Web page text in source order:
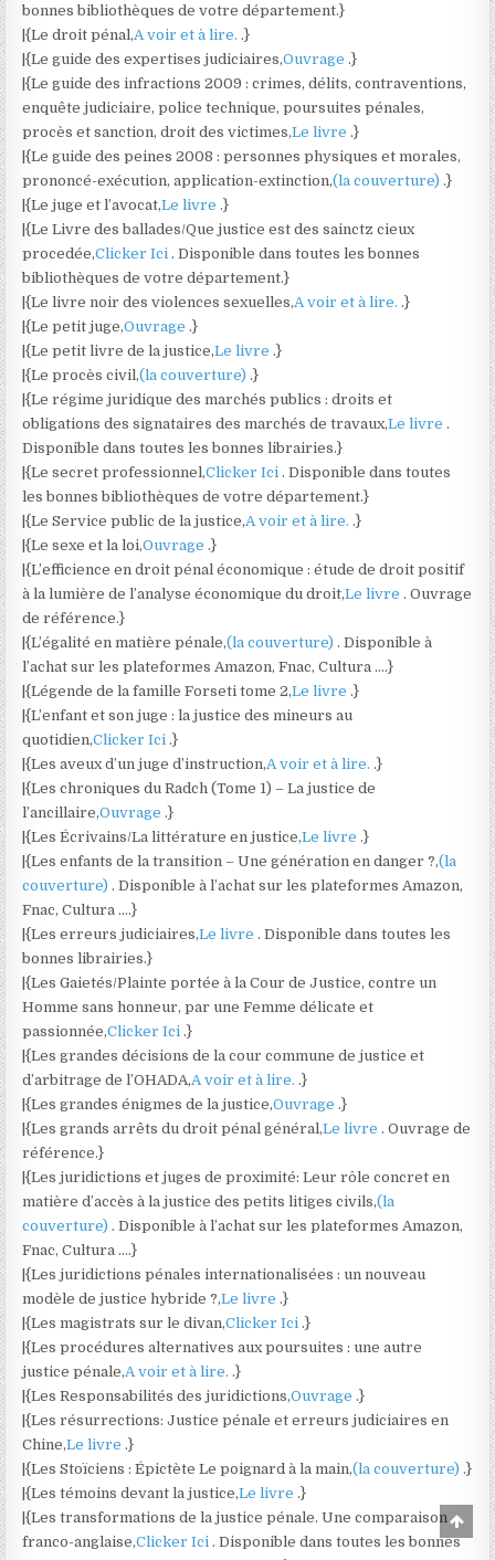
bonnes bibliothèques de votre département.}
|{Le droit pénal,A voir et à lire. .}
|{Le guide des expertises judiciaires,Ouvrage .}
|{Le guide des infractions 2009 : crimes, délits, contraventions,
enquête judiciaire, police technique, poursuites pénales,
procès et sanction, droit des victimes,Le livre .}
|{Le guide des peines 2008 : personnes physiques et morales,
prononcé-exécution, application-extinction,(la couverture) .}
|{Le juge et l’avocat,Le livre .}
|{Le Livre des ballades/Que justice est des sainctz cieux
procedée,Clicker Ici . Disponible dans toutes les bonnes
bibliothèques de votre département.}
|{Le livre noir des violences sexuelles,A voir et à lire. .}
|{Le petit juge,Ouvrage .}
|{Le petit livre de la justice,Le livre .}
|{Le procès civil,(la couverture) .}
|{Le régime juridique des marchés publics : droits et
obligations des signataires des marchés de travaux,Le livre .
Disponible dans toutes les bonnes librairies.}
|{Le secret professionnel,Clicker Ici . Disponible dans toutes
les bonnes bibliothèques de votre département.}
|{Le Service public de la justice,A voir et à lire. .}
|{Le sexe et la loi,Ouvrage .}
|{L’efficience en droit pénal économique : étude de droit positif
à la lumière de l’analyse économique du droit,Le livre . Ouvrage
de référence.}
|{L’égalité en matière pénale,(la couverture) . Disponible à
l’achat sur les plateformes Amazon, Fnac, Cultura ….}
|{Légende de la famille Forseti tome 2,Le livre .}
|{L’enfant et son juge : la justice des mineurs au
quotidien,Clicker Ici .}
|{Les aveux d’un juge d’instruction,A voir et à lire. .}
|{Les chroniques du Radch (Tome 1) – La justice de
l’ancillaire,Ouvrage .}
|{Les Écrivains/La littérature en justice,Le livre .}
|{Les enfants de la transition – Une génération en danger ?,(la
couverture) . Disponible à l’achat sur les plateformes Amazon,
Fnac, Cultura ….}
|{Les erreurs judiciaires,Le livre . Disponible dans toutes les
bonnes librairies.}
|{Les Gaietés/Plainte portée à la Cour de Justice, contre un
Homme sans honneur, par une Femme délicate et
passionnée,Clicker Ici .}
|{Les grandes décisions de la cour commune de justice et
d’arbitrage de l’OHADA,A voir et à lire. .}
|{Les grandes énigmes de la justice,Ouvrage .}
|{Les grands arrêts du droit pénal général,Le livre . Ouvrage de
référence.}
|{Les juridictions et juges de proximité: Leur rôle concret en
matière d’accès à la justice des petits litiges civils,(la
couverture) . Disponible à l’achat sur les plateformes Amazon,
Fnac, Cultura ….}
|{Les juridictions pénales internationalisées : un nouveau
modèle de justice hybride ?,Le livre .}
|{Les magistrats sur le divan,Clicker Ici .}
|{Les procédures alternatives aux poursuites : une autre
justice pénale,A voir et à lire. .}
|{Les Responsabilités des juridictions,Ouvrage .}
|{Les résurrections: Justice pénale et erreurs judiciaires en
Chine,Le livre .}
|{Les Stoïciens : Épictète Le poignard à la main,(la couverture) .}
|{Les témoins devant la justice,Le livre .}
|{Les transformations de la justice pénale. Une comparaison
franco-anglaise,Clicker Ici . Disponible dans toutes les bonnesto
Top